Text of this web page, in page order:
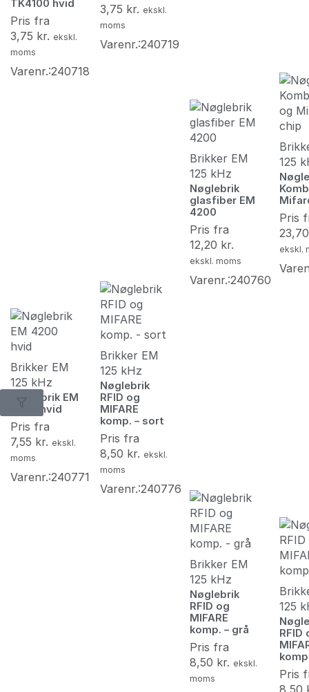
TK4100 hvid
Pris fra
3,75 kr. ekskl.
moms
Varenr.:240718
3,75 kr. ekskl.
moms
Varenr.:240719
Brikker EM
125 kHz
Nøglebrik
glasfiber EM
4200
Pris fra
12,20 kr.
ekskl. moms
Varenr.:240760
125
Pris
ekskl.
Brikker EM
125 kHz
Nøglebrik EM
4200 hvid
Pris fra
7,55 kr. ekskl.
moms
Varenr.:240771
Brikker EM
125 kHz
Nøglebrik
RFID og
MIFARE
komp. – sort
Pris fra
8,50 kr. ekskl.
moms
Varenr.:240776
Brikker EM
125 kHz
Nøglebrik
RFID og
MIFARE
komp. – grå
Pris fra
8,50 kr. ekskl.
moms
125
RFID
Pris